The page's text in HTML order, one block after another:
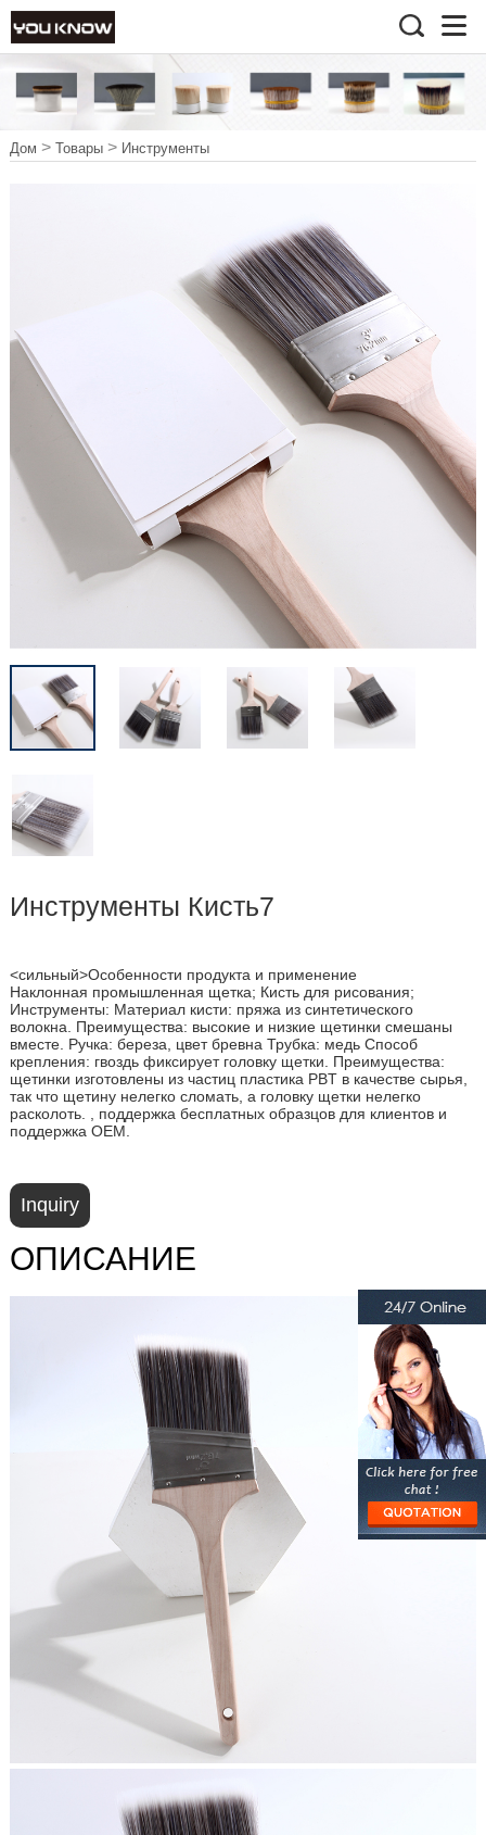
Дом > Товары > Инструменты
Инструменты Кисть7
<сильный>Особенности продукта и применение
Наклонная промышленная щетка; Кисть для рисования;
Инструменты: Материал кисти: пряжа из синтетического
волокна. Преимущества: высокие и низкие щетинки смешаны
вместе. Ручка: береза, цвет бревна Трубка: медь Способ
крепления: гвоздь фиксирует головку щетки. Преимущества:
щетинки изготовлены из частиц пластика PBT в качестве сырья,
так что щетину нелегко сломать, а головку щетки нелегко
расколоть. , поддержка бесплатных образцов для клиентов и
поддержка OEM.
Inquiry
ОПИСАНИЕ